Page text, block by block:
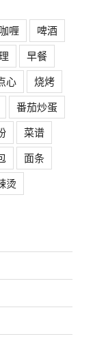
咖喱
啤酒
早餐
心
烧烤
番茄炒蛋
菜谱
面条
烫